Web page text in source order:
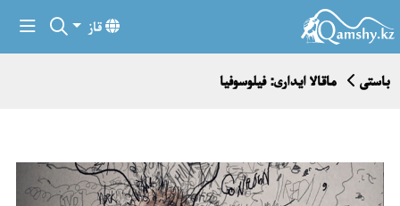
قاز
باستى ماقالا ايدارى: فيلوسوفيا